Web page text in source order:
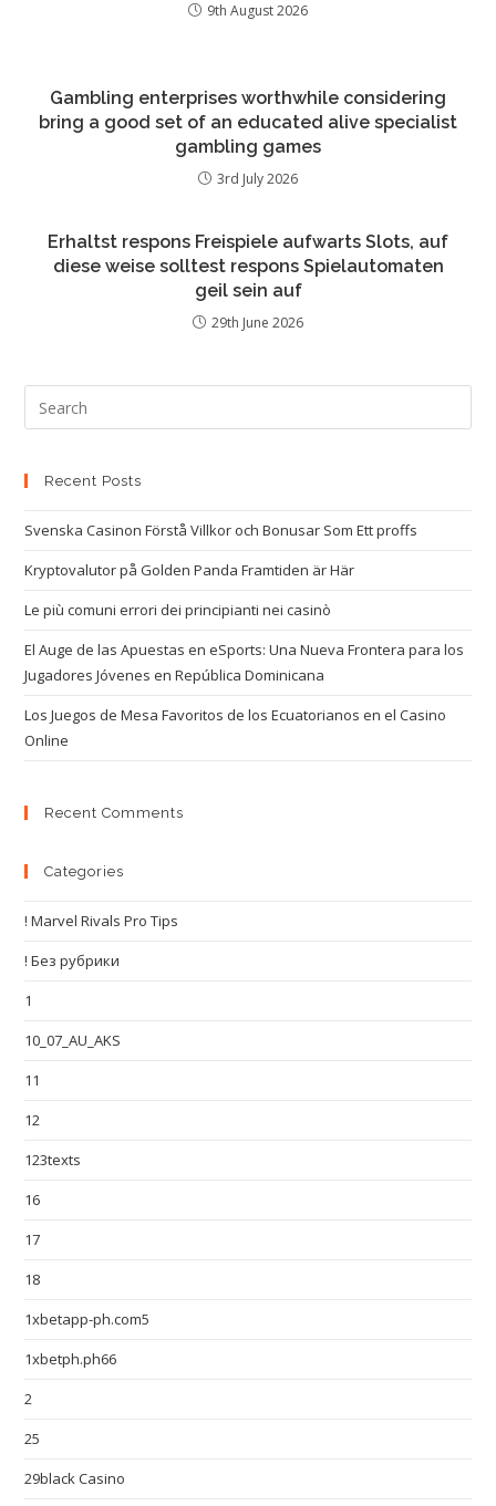
9th August 2026
Gambling enterprises worthwhile considering
bring a good set of an educated alive specialist
gambling games
3rd July 2026
Erhaltst respons Freispiele aufwarts Slots, auf
diese weise solltest respons Spielautomaten
geil sein auf
29th June 2026
Recent Posts
Svenska Casinon Förstå Villkor och Bonusar Som Ett proffs
Kryptovalutor på Golden Panda Framtiden är Här
Le più comuni errori dei principianti nei casinò
El Auge de las Apuestas en eSports: Una Nueva Frontera para los
Jugadores Jóvenes en República Dominicana
Los Juegos de Mesa Favoritos de los Ecuatorianos en el Casino
Online
Recent Comments
Categories
! Marvel Rivals Pro Tips
! Без рубрики
1
10_07_AU_AKS
11
12
123texts
16
17
18
1xbetapp-ph.com5
1xbetph.ph66
2
25
29black Casino